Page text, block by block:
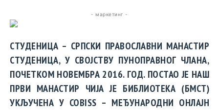
- маркетинг -
СТУДЕНИЦА – СРПСКИ ПРАВОСЛАВНИ МАНАСТИР
СТУДЕНИЦА, У СВОЈСТВУ ПУНОПРАВНОГ ЧЛАНА,
ПОЧЕТКОМ НОВЕМБРА 2016. ГОД. ПОСТАО ЈЕ НАШ
ПРВИ МАНАСТИР ЧИЈА ЈЕ БИБЛИОТЕКА (БМСТ)
УКЉУЧЕНА У COBISS – МЕЂУНАРОДНИ ОНЛАЈН